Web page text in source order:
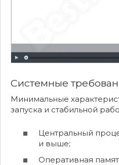
Системные
Минимальные
запуска и стабильной
Центральный
и выше;
Оперативная